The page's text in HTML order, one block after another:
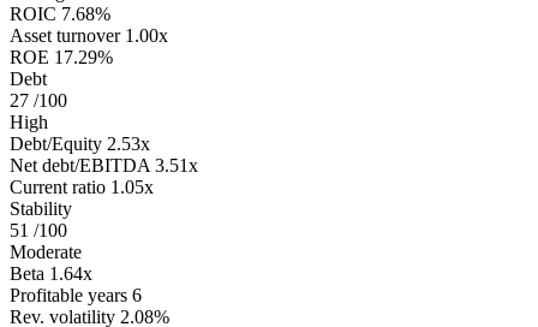
ROIC 7.68%
Asset turnover 1.00x
ROE 17.29%
Debt
27 /100
High
Debt/Equity 2.53x
Net debt/EBITDA 3.51x
Current ratio 1.05x
Stability
51 /100
Moderate
Beta 1.64x
Profitable years 6
Rev. volatility 2.08%